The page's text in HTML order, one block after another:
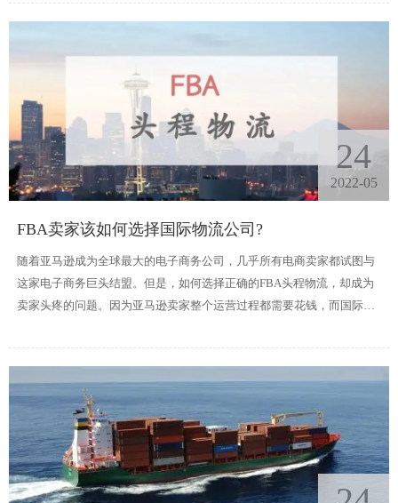
24
2022-05
FBA卖家该如何选择国际物流公司?
随着亚马逊成为全球最大的电子商务公司，几乎所有电商卖家都试图与
这家电子商务巨头结盟。但是，如何选择正确的FBA头程物流，却成为
卖家头疼的问题。因为亚马逊卖家整个运营过程都需要花钱，而国际物
呢?下面方联国际物流就来告诉大家。